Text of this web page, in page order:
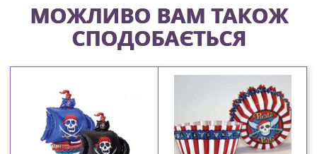
МОЖЛИВО ВАМ ТАКОЖ
СПОДОБАЄТЬСЯ